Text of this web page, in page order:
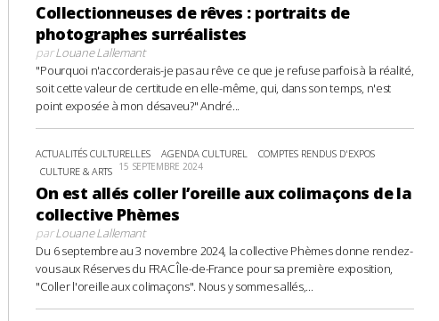
Collectionneuses de rêves : portraits de
photographes surréalistes
parLouane Lallemant
"Pourquoi n'accorderais-je pas au rêve ce que je refuse parfois à la réalité,
soit cette valeur de certitude en elle-même, qui, dans son temps, n'est
point exposée à mon désaveu?" André...
ACTUALITÉS CULTURELLES AGENDA CULTUREL
COMPTES RENDUS D'EXPOS
CULTURE & ARTS 15 SEPTEMBRE 2024
On est allés coller l’oreille aux colimaçons de la
collective Phèmes
parLouane Lallemant
Du 6 septembre au 3 novembre 2024, la collective Phèmes donne rendez-
vous aux Réserves du FRAC Île-de-France pour sa première exposition,
"Coller l'oreille aux colimaçons". Nous y sommes allés,...